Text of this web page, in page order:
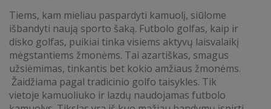
Tiems, kam mieliau paspardyti kamuolį, siūlome
išbandyti naują sporto šaką. Futbolo golfas, kaip ir
disko golfas, puikiai tinka visiems aktyvų laisvalaikį
mėgstantiems žmonėms. Tai azartiškas, smagus
užsiėmimas, tinkantis bet kokio amžiaus žmonėms.
Žaidžiama pagal tradicinio golfo taisykles. Tik
vietoje kamuoliuko ir lazdų naudojamas futbolo